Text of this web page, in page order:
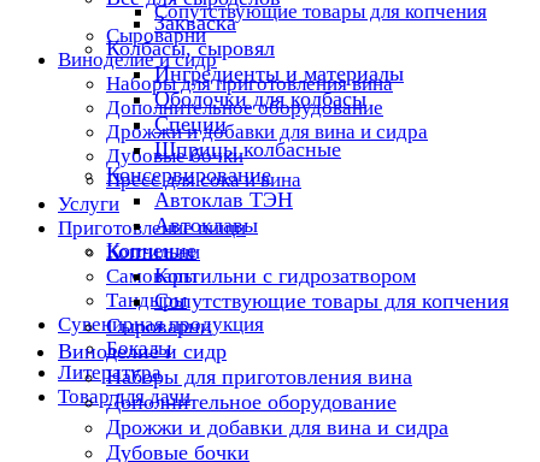
Сопутствующие товары для копчения
Сыроварни
Виноделие и сидр
Наборы для приготовления вина
Дополнительное оборудование
Дрожжи и добавки для вина и сидра
Дубовые бочки
Пресс для сока и вина
Услуги
Приготовление пищи
Коптильни
Самовары
Тандыры
Сувенирная продукция
Бокалы
Литература
Товар для дачи
Закваска
Колбасы, сыровял
Ингредиенты и материалы
Оболочки для колбасы
Специи
Шприцы колбасные
Консервирование
Автоклав ТЭН
Автоклавы
Копчение
Коптильни с гидрозатвором
Сопутствующие товары для копчения
Сыроварни
Виноделие и сидр
Наборы для приготовления вина
Дополнительное оборудование
Дрожжи и добавки для вина и сидра
Дубовые бочки